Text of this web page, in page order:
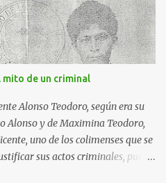
un pequeño grupo de
Montaño, llegaron aquí por el
se quedaron en un pueblo
a decir a los señores de
pero cuando llegaron acá fueron
devorados. Los españoles
los colimotes...
mito de un criminal
Alonso Teodoro, según era su
Alonso y de Maximina Teodoro,
uno de los colimenses que se
sus actos criminales, pues